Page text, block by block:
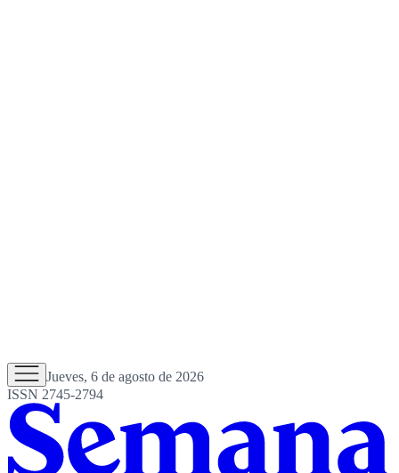
Jueves, 6 de agosto de 2026
ISSN 2745-2794